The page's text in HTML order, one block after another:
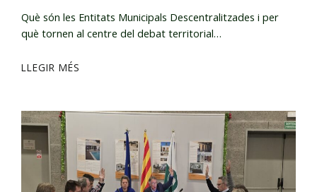
Què són les Entitats Municipals Descentralitzades i per
què tornen al centre del debat territorial…
LLEGIR MÉS